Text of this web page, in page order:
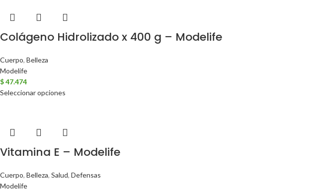
Colágeno Hidrolizado x 400 g – Modelife
Cuerpo, Belleza
Modelife
$47.474
Seleccionar opciones
Vitamina E – Modelife
Cuerpo, Belleza, Salud, Defensas
Modelife